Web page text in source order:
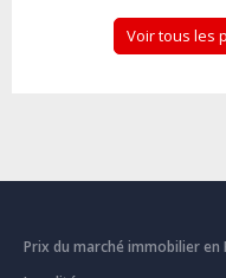
Voir tous les
Prix du marché immobilier en